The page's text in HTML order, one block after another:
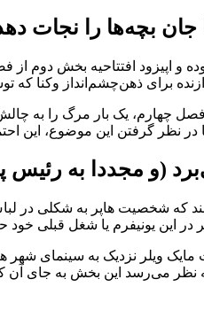
بچه‌ها را نجات
چهارم، یک بار مرگ را به
در نظر گرفتن این موضوع، این
(و مجددا به
که شخصیت هاپر به شکلی
در این یونیفرم یا شغل قبلی
نظر می‌رسد این بخش به جای